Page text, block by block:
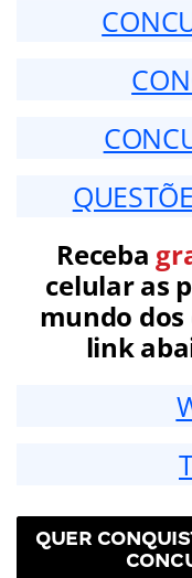
Receba
celular as
mundo dos
link
QUER